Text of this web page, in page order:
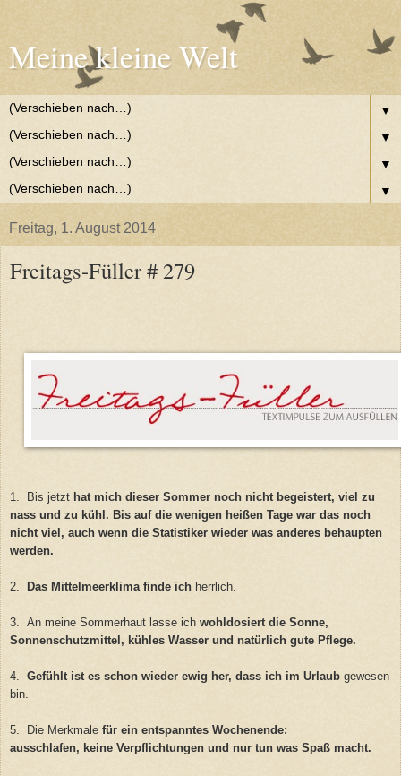
Meine kleine Welt
▼
▼
▼
▼
Freitag, 1. August 2014
Freitags-Füller # 279
1. Bis jetzt hat mich dieser Sommer noch nicht begeistert, viel zu
nass und zu kühl. Bis auf die wenigen heißen Tage war das noch
nicht viel, auch wenn die Statistiker wieder was anderes behaupten
werden.
2. Das Mittelmeerklima finde ich herrlich.
3. An meine Sommerhaut lasse ich wohldosiert die Sonne,
Sonnenschutzmittel, kühles Wasser und natürlich gute Pflege.
4. Gefühlt ist es schon wieder ewig her, dass ich im Urlaub gewesen
bin.
5. Die Merkmale für ein entspanntes Wochenende:
ausschlafen, keine Verpflichtungen und nur tun was Spaß macht.